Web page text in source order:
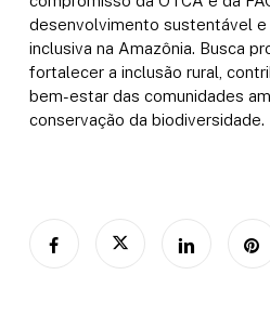
desenvolvimento sustentável e
inclusiva na Amazônia. Busca
fortalecer a inclusão rural,
bem-estar das comunidades
conservação da biodiversidade.